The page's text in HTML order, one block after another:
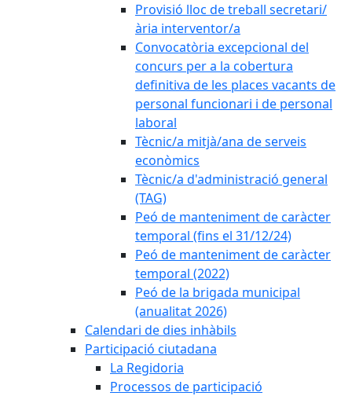
Provisió lloc de treball secretari/
ària interventor/a
Convocatòria excepcional del
concurs per a la cobertura
definitiva de les places vacants de
personal funcionari i de personal
laboral
Tècnic/a mitjà/ana de serveis
econòmics
Tècnic/a d'administració general
(TAG)
Peó de manteniment de caràcter
temporal (fins el 31/12/24)
Peó de manteniment de caràcter
temporal (2022)
Peó de la brigada municipal
(anualitat 2026)
Calendari de dies inhàbils
Participació ciutadana
La Regidoria
Processos de participació